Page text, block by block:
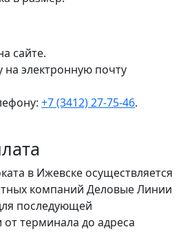
сайте.
на электронную почту
+7 (3412) 27-75-46.
в Ижевске осуществляется
компаний Деловые Линии
последующей
терминала до адреса